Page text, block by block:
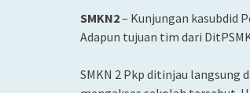
SMKN2– Kunjungan kasubdid
Adapun tujuan tim dari
SMKN 2 Pkp ditinjau langsung